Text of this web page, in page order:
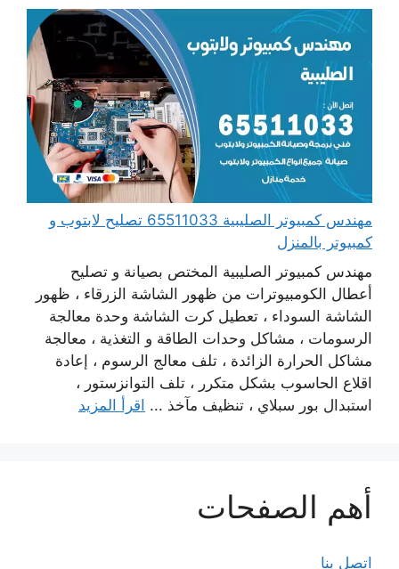
مهندس كمبيوتر الصليبية 65511033 تصليح لابتوب و
كمبيوتر بالمنزل
مهندس كمبيوتر الصليبية المختص بصيانة و تصليح
أعطال الكومبيوترات من ظهور الشاشة الزرقاء ، ظهور
الشاشة السوداء ، تعطيل كرت الشاشة وحدة معالجة
الرسومات ، مشاكل وحدات الطاقة و التغذية ، معالجة
مشاكل الحرارة الزائدة ، تلف معالج الرسوم ، إعادة
اقلاع الحاسوب بشكل متكرر ، تلف التوانزستور ،
استبدال بور سبلاي ، تنظيف مآخذ ... اقرأ المزيد
أهم الصفحات
اتصل بنا